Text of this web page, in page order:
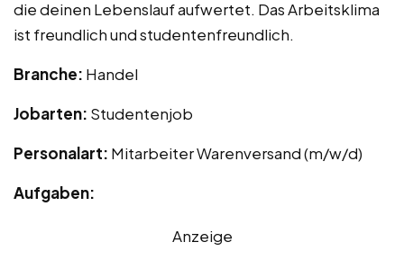
die deinen Lebenslauf aufwertet. Das Arbeitsklima
ist freundlich und studentenfreundlich.
Branche: Handel
Jobarten: Studentenjob
Personalart: Mitarbeiter Warenversand (m/w/d)
Aufgaben:
Anzeige